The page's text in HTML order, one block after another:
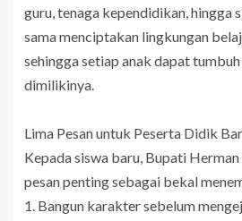
guru, tenaga kependidikan, hingga
sama menciptakan lingkungan
sehingga setiap anak dapat
dimilikinya.
Lima Pesan untuk Peserta Didik
Kepada siswa baru, Bupati
pesan penting sebagai bekal
1. Bangun karakter sebelum